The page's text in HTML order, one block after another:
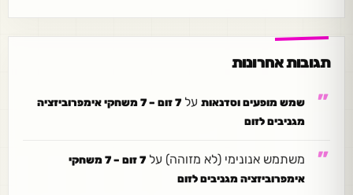
תגובות אחרונות
שמש מופעים וסדנאות על
7 זום – 7 משחקי אימפרוביזציה
מגניבים לזום
משתמש אנונימי (לא מזוהה) על
7 זום – 7 משחקי
אימפרוביזציה מגניבים לזום